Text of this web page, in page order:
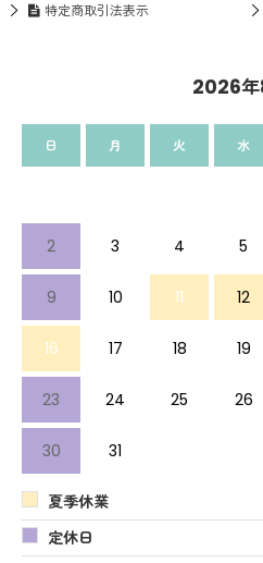
特定商取引法表示
2026年
日 月 火 水
2 3 4 5
9 10 11 12
16 17 18 19
23 24 25 26
30 31
夏季休業
定休日